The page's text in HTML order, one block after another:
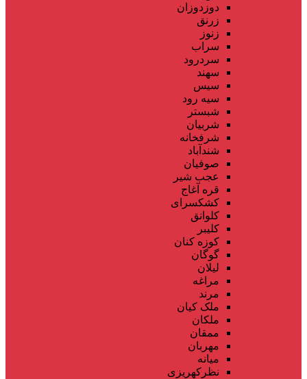
دوزدوزان
زرنق
زنوز
سراب
سردرود
سهند
سیس
سیه رود
شبستر
شربیان
شرفخانه
شندآباد
صوفیان
عجب شیر
قره آغاج
کشکسرای
کلوانق
کلیبر
کوزه کنان
گوگان
لیلان
مراغه
مرند
ملک کیان
ملکان
ممقان
مهربان
میانه
نظرکهریزی